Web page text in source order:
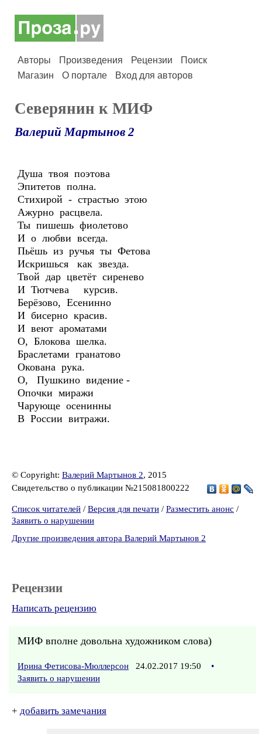
Авторы Произведения Рецензии
Поиск
Магазин
О портале Вход для авторов
Северянин к МИФ
Валерий Мартынов 2
Душа твоя поэтова
Эпитетов полна.
Стихирой - страстью этою
Ажурно расцвела.
Ты пишешь фиолетово
И о любви всегда.
Пьёшь из ручья ты Фетова
Искришься как звезда.
Твой дар цветёт сиренево
И Тютчева курсив.
Берёзово, Есенинно
И бисерно красив.
И веют ароматами
О, Блокова шелка.
Браслетами гранатово
Окована рука.
О, Пушкино видение -
Опочки миражи
Чарующе осенинны
В России витражи.
© Copyright: Валерий Мартынов 2, 2015
Свидетельство о публикации №215081800222
Список читателей / Версия для печати / Разместить анонс /
Заявить о нарушении
Другие произведения автора Валерий Мартынов 2
Рецензии
Написать рецензию
МИФ вполне довольна художником слова)
Ирина Фетисова-Мюллерсон 24.02.2017 19:50
•
Заявить о нарушении
+ добавить замечания